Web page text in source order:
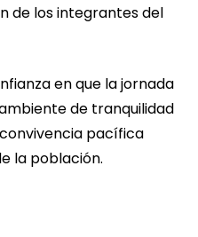
de los integrantes del
en que la jornada
de tranquilidad
pacífica
la población.